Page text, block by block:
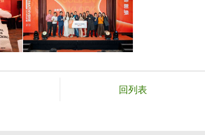
回列表